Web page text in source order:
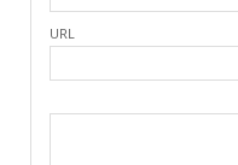
URL